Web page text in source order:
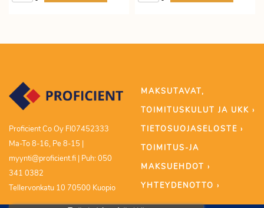
Proficient Co Oy FI07452333
Ma-To 8-16, Pe 8-15 |
myynti@proficient.fi | Puh: 050
341 0382
Tellervonkatu 10 70500 Kuopio
MAKSUTAVAT,
TOIMITUSKULUT JA UKK ›
TIETOSUOJASELOSTE ›
TOIMITUS-JA
MAKSUEHDOT ›
YHTEYDENOTTO ›